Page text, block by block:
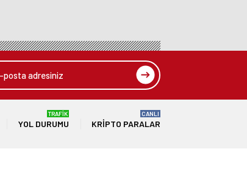
YOL DURUMU
TRAFİK
KRIPTO PARALAR
CANLI